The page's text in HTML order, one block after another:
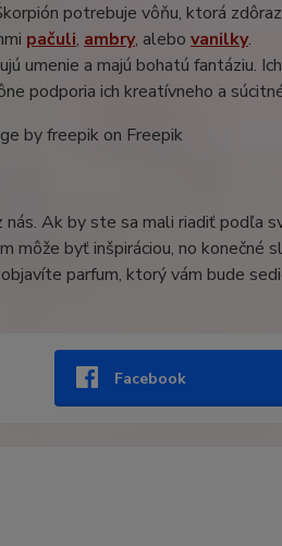
potrebuje vôňu, ktorá
pačuli, ambry, alebo vanilky.
umenie a majú bohatú fantáziu.
podporia ich kreatívneho a
by freepik on Freepik
Ak by ste sa mali riadiť podľa
byť inšpiráciou, no konečné
parfum, ktorý vám bude
Facebook